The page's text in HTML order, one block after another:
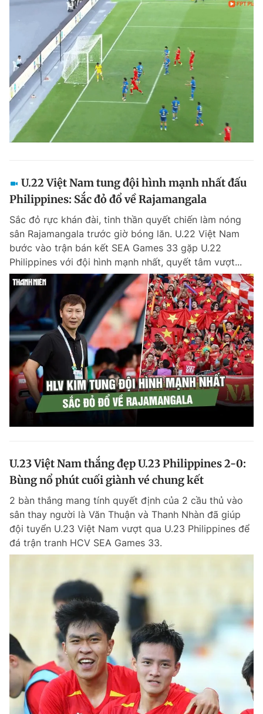
U.22 Việt Nam tung đội hình mạnh nhất đấu
Philippines: Sắc đỏ đổ về Rajamangala
Sắc đỏ rực khán đài, tinh thần quyết chiến làm nóng
sân Rajamangala trước giờ bóng lăn. U.22 Việt Nam
bước vào trận bán kết SEA Games 33 gặp U.22
Philippines với đội hình mạnh nhất, quyết tâm vượt...
U.23 Việt Nam thắng đẹp U.23 Philippines 2-0:
Bùng nổ phút cuối giành vé chung kết
2 bàn thắng mang tính quyết định của 2 cầu thủ vào
sân thay người là Văn Thuận và Thanh Nhàn đã giúp
đội tuyển U.23 Việt Nam vượt qua U.23 Philippines để
đá trận tranh HCV SEA Games 33.